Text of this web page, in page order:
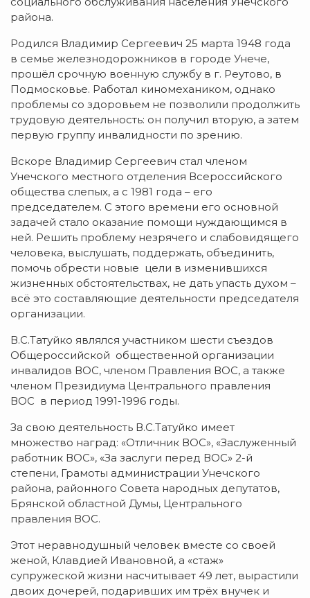
района.
Родился Владимир Сергеевич 25 марта 1948 года
в семье железнодорожников в городе Унече,
прошёл срочную военную службу в г. Реутово, в
Подмосковье. Работал киномехаником, однако
проблемы со здоровьем не позволили продолжить
трудовую деятельность: он получил вторую, а затем
первую группу инвалидности по зрению.
Вскоре Владимир Сергеевич стал членом
Унечского местного отделения Всероссийского
общества слепых, а с 1981 года – его
председателем. С этого времени его основной
задачей стало оказание помощи нуждающимся в
ней. Решить проблему незрячего и слабовидящего
человека, выслушать, поддержать, объединить,
помочь обрести новые цели в изменившихся
жизненных обстоятельствах, не дать упасть духом –
всё это составляющие деятельности председателя
организации.
В.С.Татуйко являлся участником шести съездов
Общероссийской общественной организации
инвалидов ВОС, членом Правления ВОС, а также
членом Президиума Центрального правления
ВОС в период 1991-1996 годы.
За свою деятельность В.С.Татуйко имеет
множество наград: «Отличник ВОС», «Заслуженный
работник ВОС», «За заслуги перед ВОС» 2-й
степени, Грамоты администрации Унечского
района, районного Совета народных депутатов,
Брянской областной Думы, Центрального
правления ВОС.
Этот неравнодушный человек вместе со своей
женой, Клавдией Ивановной, а «стаж»
супружеской жизни насчитывает 49 лет, вырастили
двоих дочерей, подаривших им трёх внучек и